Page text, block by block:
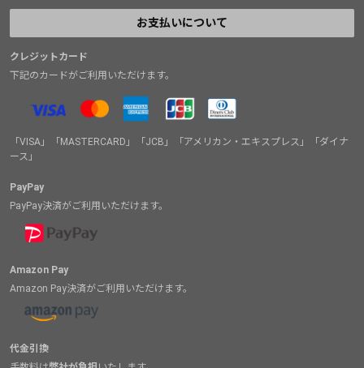
お支払いについて
クレジットカード
下記のカードがご利用いただけます。
「VISA」「MASTERCARD」「JCB」「アメリカン・エキスプレス」「ダイナ
ース」
PayPay
PayPay決済がご利用いただけます。
Amazon Pay
Amazon Pay決済がご利用いただけます。
代金引換